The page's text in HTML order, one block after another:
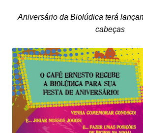
Aniversário da Biolúdica terá
cabeças